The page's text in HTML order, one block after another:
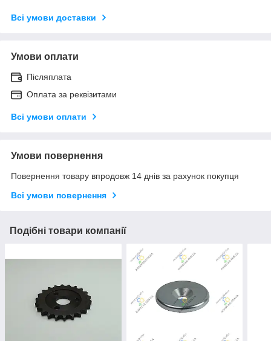
Всі умови доставки
Умови оплати
Післяплата
Оплата за реквізитами
Всі умови оплати
Умови повернення
Повернення товару впродовж 14 днів за рахунок покупця
Всі умови повернення
Подібні товари компанії